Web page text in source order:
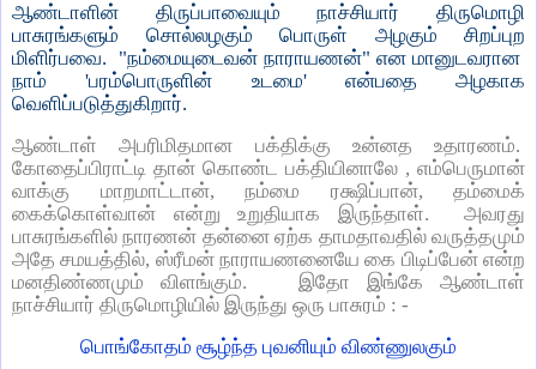
ஆண்டாளின் திருப்பாவையும் நாச்சியார் திருமொழி
பாசுரங்களும் சொல்லழகும் பொருள் அழகும் சிறப்புற
மிளிர்பவை. "நம்மையுடைவன் நாராயணன்" என மானுடவரான
நாம் 'பரம்பொருளின் உடமை' என்பதை அழகாக
வெளிப்படுத்துகிறார்.
ஆண்டாள் அபரிமிதமான பக்திக்கு உன்னத உதாரணம்.
கோதைப்பிராட்டி தான் கொண்ட பக்தியினாலே , எம்பெருமான்
வாக்கு மாறமாட்டான், நம்மை ரக்ஷிப்பான், தம்மைக்
கைக்கொள்வான் என்று உறுதியாக இருந்தாள். அவரது
பாசுரங்களில் நாரணன் தன்னை ஏற்க தாமதாவதில் வருத்தமும்
அதே சமயத்தில், ஸ்ரீமன் நாராயணனையே கை பிடிப்பேன் என்ற
மனதிண்ணமும் விளங்கும். இதோ இங்கே ஆண்டாள்
நாச்சியார் திருமொழியில் இருந்து ஒரு பாசுரம் : -
பொங்கோதம் சூழ்ந்த புவனியும் விண்ணுலகும்